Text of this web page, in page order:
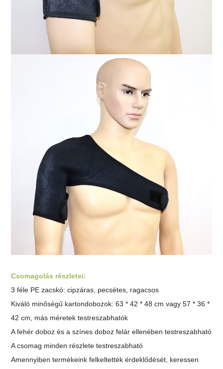
Csomagolás részletei:
3 féle PE zacskó: cipzáras, pecsétes, ragacsos
Kiváló minőségű kartondobozok: 63 * 42 * 48 cm vagy 57 * 36 *
42 cm, más méretek testreszabhatók
A fehér doboz és a színes doboz felár ellenében testreszabható
A csomag minden részlete testreszabható
Amennyiben termékeink felkeltették érdeklődését, keressen